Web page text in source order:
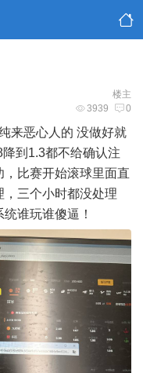
楼主
3939 0
来恶心人的 没做好就
降到1.3都不给确认注
比赛开始滚球里面直
三个小时都没处理
谁玩谁傻逼！